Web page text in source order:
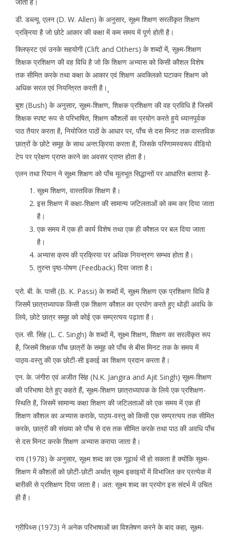
जाती है।
डी. डब्ल्यू. एलन (D. W. Allen) के अनुसार, सूक्ष्म शिक्षण सरलीकृत शिक्षण
प्रक्रिया है जो छोटे आकार की कक्षा में कम समय में पूर्ण होती है।
क्लिफ्रट एवं उनके सहयोगी (Clift and Others) के शब्दों में, सूक्ष्म-शिक्षण
शिक्षक प्रशिक्षण की वह विधि है जो कि शिक्षण अभ्यास को किसी कौशल विशेष
तक सीमित करके तथा कक्षा के आकार एवं शिक्षण अवक्लिको घटाकर शिक्षण को
अधिक सरल एवं नियन्त्रित करती है।¸
बुश (Bush) के अनुसार, सूक्ष्म-शिक्षण, शिक्षक प्रशिक्षण की वह प्रविधि है जिसमें
शिक्षक स्पष्ट रूप से परिभाषित, शिक्षण कौशलों का प्रयोग करते हुये ध्यानपूर्वक
पाठ तैयार करता है, नियोजित पाठों के आधार पर, पाँच से दस मिनट तक वास्तविक
छात्रों के छोटे समूह के साथ अन्त:क्रिया करता है, जिसके परिणामस्वरूप वीडियो
टेप पर प्रेक्षण प्राप्त करने का अवसर प्राप्त होता है।
एलन तथा रियान ने सूक्ष्म शिक्षण को पाँच मूलभूत सिद्धान्तों पर आधारित बताया है-
सूक्ष्म शिक्षण, वास्तविक शिक्षण है।
इस शिक्षण में कक्षा-शिक्षण की सामान्य जटिलताओं को कम कर दिया जाता
है।
एक समय में एक ही कार्य विशेष तथा एक ही कौशल पर बल दिया जाता
है।
अभ्यास क्रम की प्रक्रिया पर अधिक नियन्त्रण सम्भव होता है।
तुरन्त पृष्ठ-पोषण (Feedback) दिया जाता है।
प्रो. बी. के. पासी (B. K. Passi) के शब्दों में, सूक्ष्म शिक्षण एक प्रशिक्षण विधि है
जिसमें छात्राध्यापक किसी एक शिक्षण कौशल का प्रयोग करते हुए थोड़ी अवधि के
लिये, छोटे छात्र समूह को कोई एक सम्प्रत्यय पढ़ाता है।
एल. सी. सिंह (L. C. Singh) के शब्दों में, सूक्ष्म शिक्षण, शिक्षण का सरलीकृत रूप
है, जिसमें शिक्षक पाँच छात्रों के समूह को पाँच से बीस मिनट तक के समय में
पाठ्य-वस्तु की एक छोटी-सी इकाई का शिक्षण प्रदान करता है।
एन. के. जंगीरा एवं अजीत सिंह (N.K. Jangira and Ajit Singh) सूक्ष्म-शिक्षण
की परिभाषा देते हुए कहते हैं, सूक्ष्म-शिक्षण छात्राध्यापक के लिये एक प्रशिक्षण-
स्थिति है, जिसमें सामान्य कक्षा शिक्षण की जटिलताओं को एक समय में एक ही
शिक्षण कौशल का अभ्यास कराके, पाठ्य-वस्तु को किसी एक सम्प्रत्यय तक सीमित
करके, छात्रों की संख्या को पाँच से दस तक सीमित करके तथा पाठ की अवधि पाँच
से दस मिनट करके शिक्षण अभ्यास कराया जाता है।
राय (1978) के अनुसार, सूक्ष्म शब्द का एक गूढ़ार्थ भी हो सकता है क्योंकि सूक्ष्म-
शिक्षण में कौशलों को छोटी-छोटी अर्थात् सूक्ष्म इकाइयों में विभाजित कर प्रत्येक में
बारीकी से प्रशिक्षण दिया जाता है। अत: सूक्ष्म शब्द का प्रयोग इस संदर्भ में उचित
ही है।
ग्रीपिथ्स (1973) ने अनेक परिभाषाओं का विश्लेषण करने के बाद कहा, सूक्ष्म-